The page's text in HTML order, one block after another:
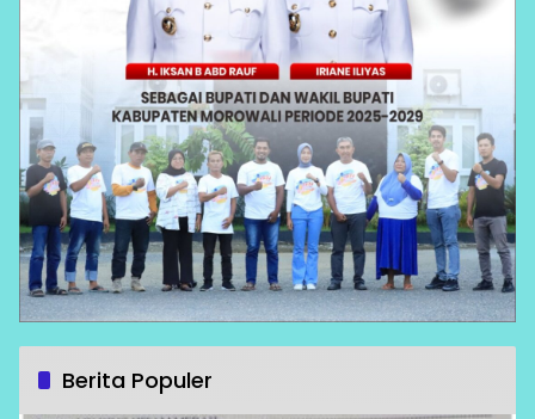
Berita Populer